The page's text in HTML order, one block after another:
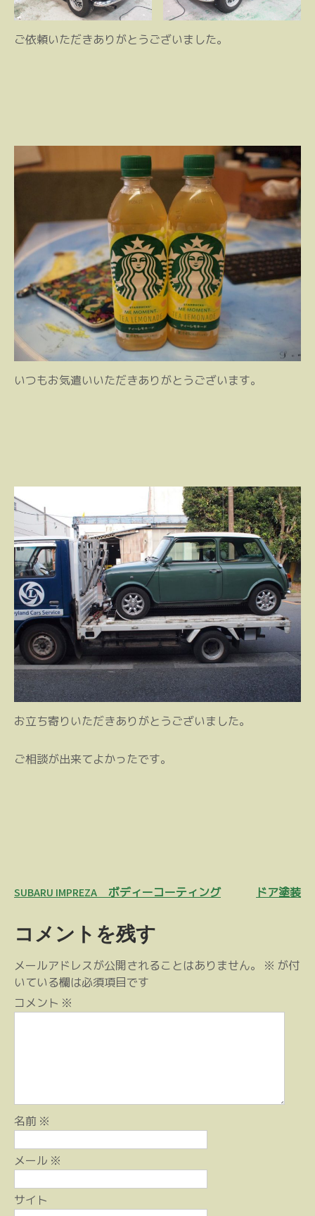
ご依頼いただきありがとうございました。
いつもお気遣いいただきありがとうございます。
お立ち寄りいただきありがとうございました。
ご相談が出来てよかったです。
投
ナ
ビ
ゲ
ー
シ
SUBARU IMPREZA ボディーコーティング ドア塗装
コメントを残す
メールアドレスが公開されることはありません。 ※ が付
いている欄は必須項目です
コメント ※
名前 ※
メール ※
サイト